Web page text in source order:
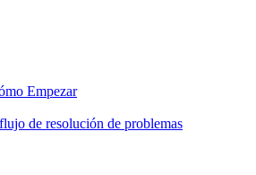
Empezar
de resolución de problemas